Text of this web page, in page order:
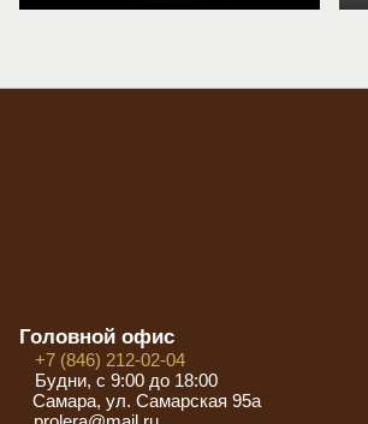
Головной офис
+7 (846) 212-02-04
Будни, с 9:00 до 18:00
Самара, ул. Самарская 95а